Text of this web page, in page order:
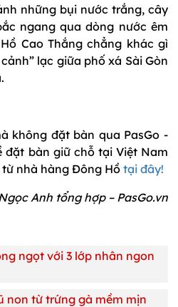
những bụi nước trắng, cây
ngang qua dòng nước êm
Cao Thắng chẳng khác gì
lạc giữa phố xá Sài Gòn
không đặt bàn qua PasGo -
đặt bàn giữ chỗ tại Việt Nam
nhà hàng Đông Hồ tại đây!
Ngọc Anh tổng hợp – PasGo.vn
ngọt với 3 lớp nhân ngon
non từ trứng gà mềm mịn